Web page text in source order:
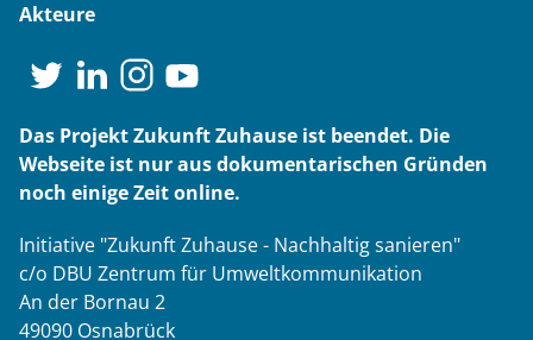
Akteure
Das Projekt Zukunft Zuhause ist beendet. Die
Webseite ist nur aus dokumentarischen Gründen
noch einige Zeit online.
Initiative "Zukunft Zuhause - Nachhaltig sanieren"
c/o DBU Zentrum für Umweltkommunikation
An der Bornau 2
49090 Osnabrück